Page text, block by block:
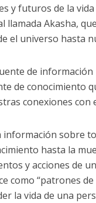
y futuros de la
Akasha,
el universo hasta
de
de conocimiento
conexiones
información sobre
hasta la
y acciones de
como “patrones
la vida de una